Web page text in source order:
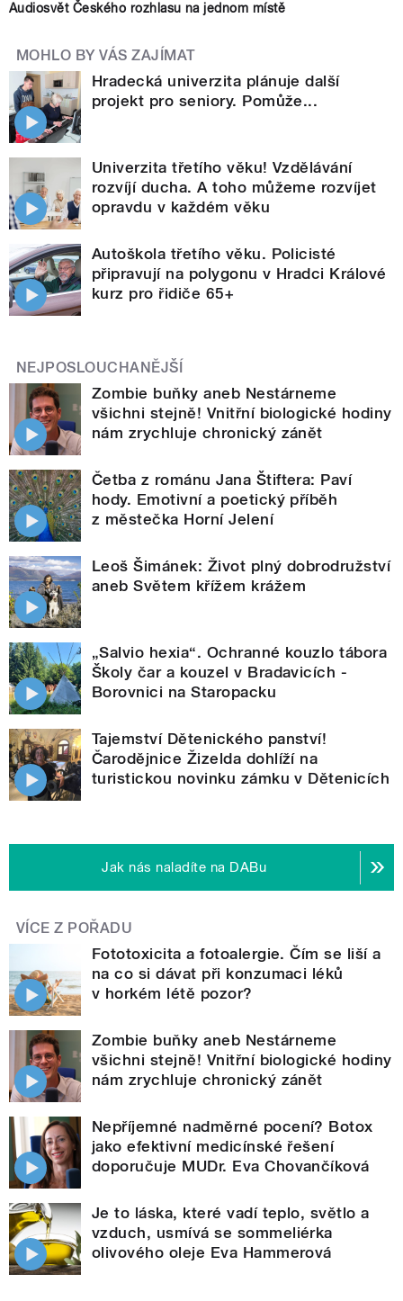
Audiosvět Českého rozhlasu na jednom místě
MOHLO BY VÁS ZAJÍMAT
Hradecká univerzita plánuje další
projekt pro seniory. Pomůže...
Univerzita třetího věku! Vzdělávání
rozvíjí ducha. A toho můžeme rozvíjet
opravdu v každém věku
Autoškola třetího věku. Policisté
připravují na polygonu v Hradci Králové
kurz pro řidiče 65+
NEJPOSLOUCHANĚJŠÍ
Zombie buňky aneb Nestárneme
všichni stejně! Vnitřní biologické hodiny
nám zrychluje chronický zánět
Četba z románu Jana Štiftera: Paví
hody. Emotivní a poetický příběh
z městečka Horní Jelení
Leoš Šimánek: Život plný dobrodružství
aneb Světem křížem krážem
„Salvio hexia“. Ochranné kouzlo tábora
Školy čar a kouzel v Bradavicích -
Borovnici na Staropacku
Tajemství Dětenického panství!
Čarodějnice Žizelda dohlíží na
turistickou novinku zámku v Dětenicích
Jak nás naladíte na DABu
VÍCE Z POŘADU
Fototoxicita a fotoalergie. Čím se liší a
na co si dávat při konzumaci léků
v horkém létě pozor?
Zombie buňky aneb Nestárneme
všichni stejně! Vnitřní biologické hodiny
nám zrychluje chronický zánět
Nepříjemné nadměrné pocení? Botox
jako efektivní medicínské řešení
doporučuje MUDr. Eva Chovančíková
Je to láska, které vadí teplo, světlo a
vzduch, usmívá se sommeliérka
olivového oleje Eva Hammerová